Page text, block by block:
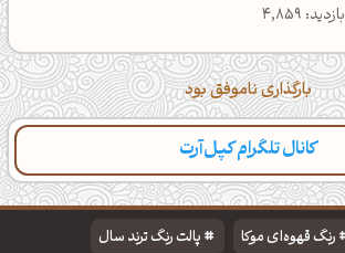
بازدید: 4,859
بارگذاری ناموفق بود
کانال تلگرام کپل‌آرت
رنگ قهوه‌ای موکا
پالت رنگ ترند سال